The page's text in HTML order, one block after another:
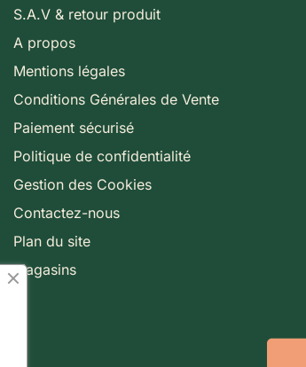
S.A.V & retour produit
A propos
Mentions légales
Conditions Générales de Vente
Paiement sécurisé
Politique de confidentialité
Gestion des Cookies
Contactez-nous
Plan du site
Magasins